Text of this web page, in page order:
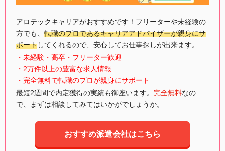
アロテックキャリアがおすすめです！フリーターや未経験の
方でも、 転職のプロであるキャリアアドバイザーが親身にサ
ポートしてくれるので、安心してお仕事探しが出来ます。
・未経験・高卒・フリーター歓迎
・2万件以上の豊富な求人情報
・完全無料で転職のプロが親身にサポート
最短2週間で内定獲得の実績も御座います。 完全無料なの
で、まずは相談してみてはいかがでしょうか。
おすすめ派遣会社はこちら